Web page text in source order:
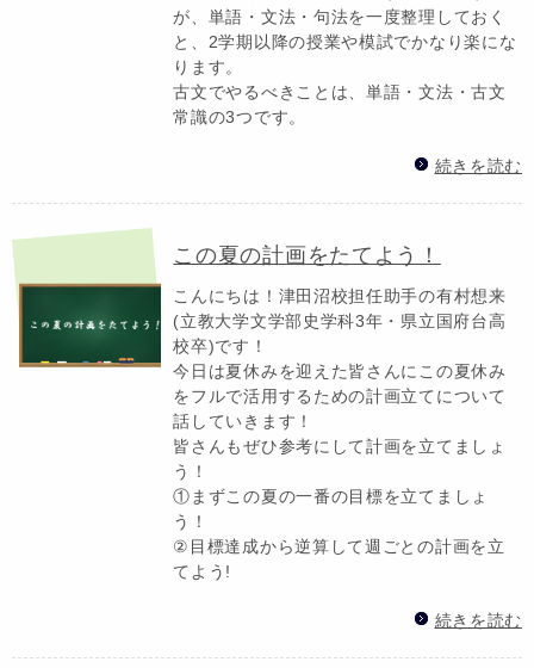
が、単語・文法・句法を一度整理しておく
と、2学期以降の授業や模試でかなり楽にな
ります。
古文でやるべきことは、単語・文法・古文
常識の3つです。
続きを読む
この夏の計画をたてよう！
こんにちは！津田沼校担任助手の有村想来
(立教大学文学部史学科3年・県立国府台高
校卒)です！
今日は夏休みを迎えた皆さんにこの夏休み
をフルで活用するための計画立てについて
話していきます！
皆さんもぜひ参考にして計画を立てましょ
う！
①まずこの夏の一番の目標を立てましょ
う！
②目標達成から逆算して週ごとの計画を立
てよう!
続きを読む